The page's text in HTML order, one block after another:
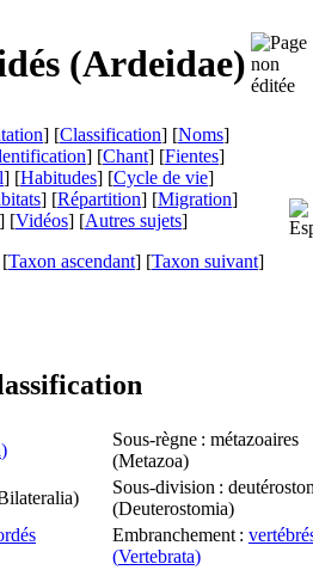
(Ardeidae)
] [Classification] [Noms]
] [Chant] [Fientes]
] [Habitudes] [Cycle de vie]
] [Répartition] [Migration]
] [Vidéos] [Autres sujets]
Taxon ascendant] [Taxon suivant]
)
Sous-règne : métazoaires
(Metazoa)
)
Sous-division :
(Deuterostomia)
Embranchement :
(Vertebrata)